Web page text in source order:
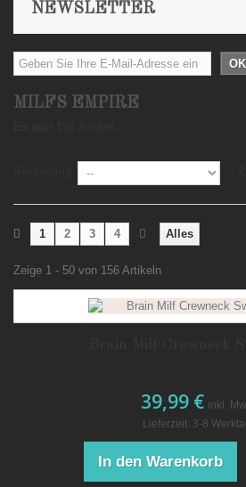
NEWSLETTER
OK
MILFS EMPIRE
Alles
1 2 3 4
Zeige 1 - 50 von 156 Artikeln
39,99 € inkl.
Lieferzeit: 3-8
In den Warenkorb